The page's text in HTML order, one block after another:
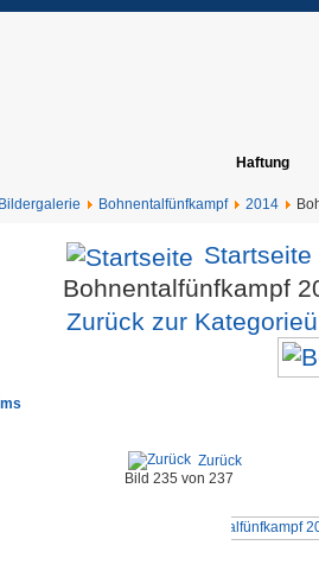
Haftung
Bildergalerie Bohnentalfünfkampf 2014
Startseite
Bohnentalfünfkampf
Zurück zur
Zurück
Bild 235 von 237